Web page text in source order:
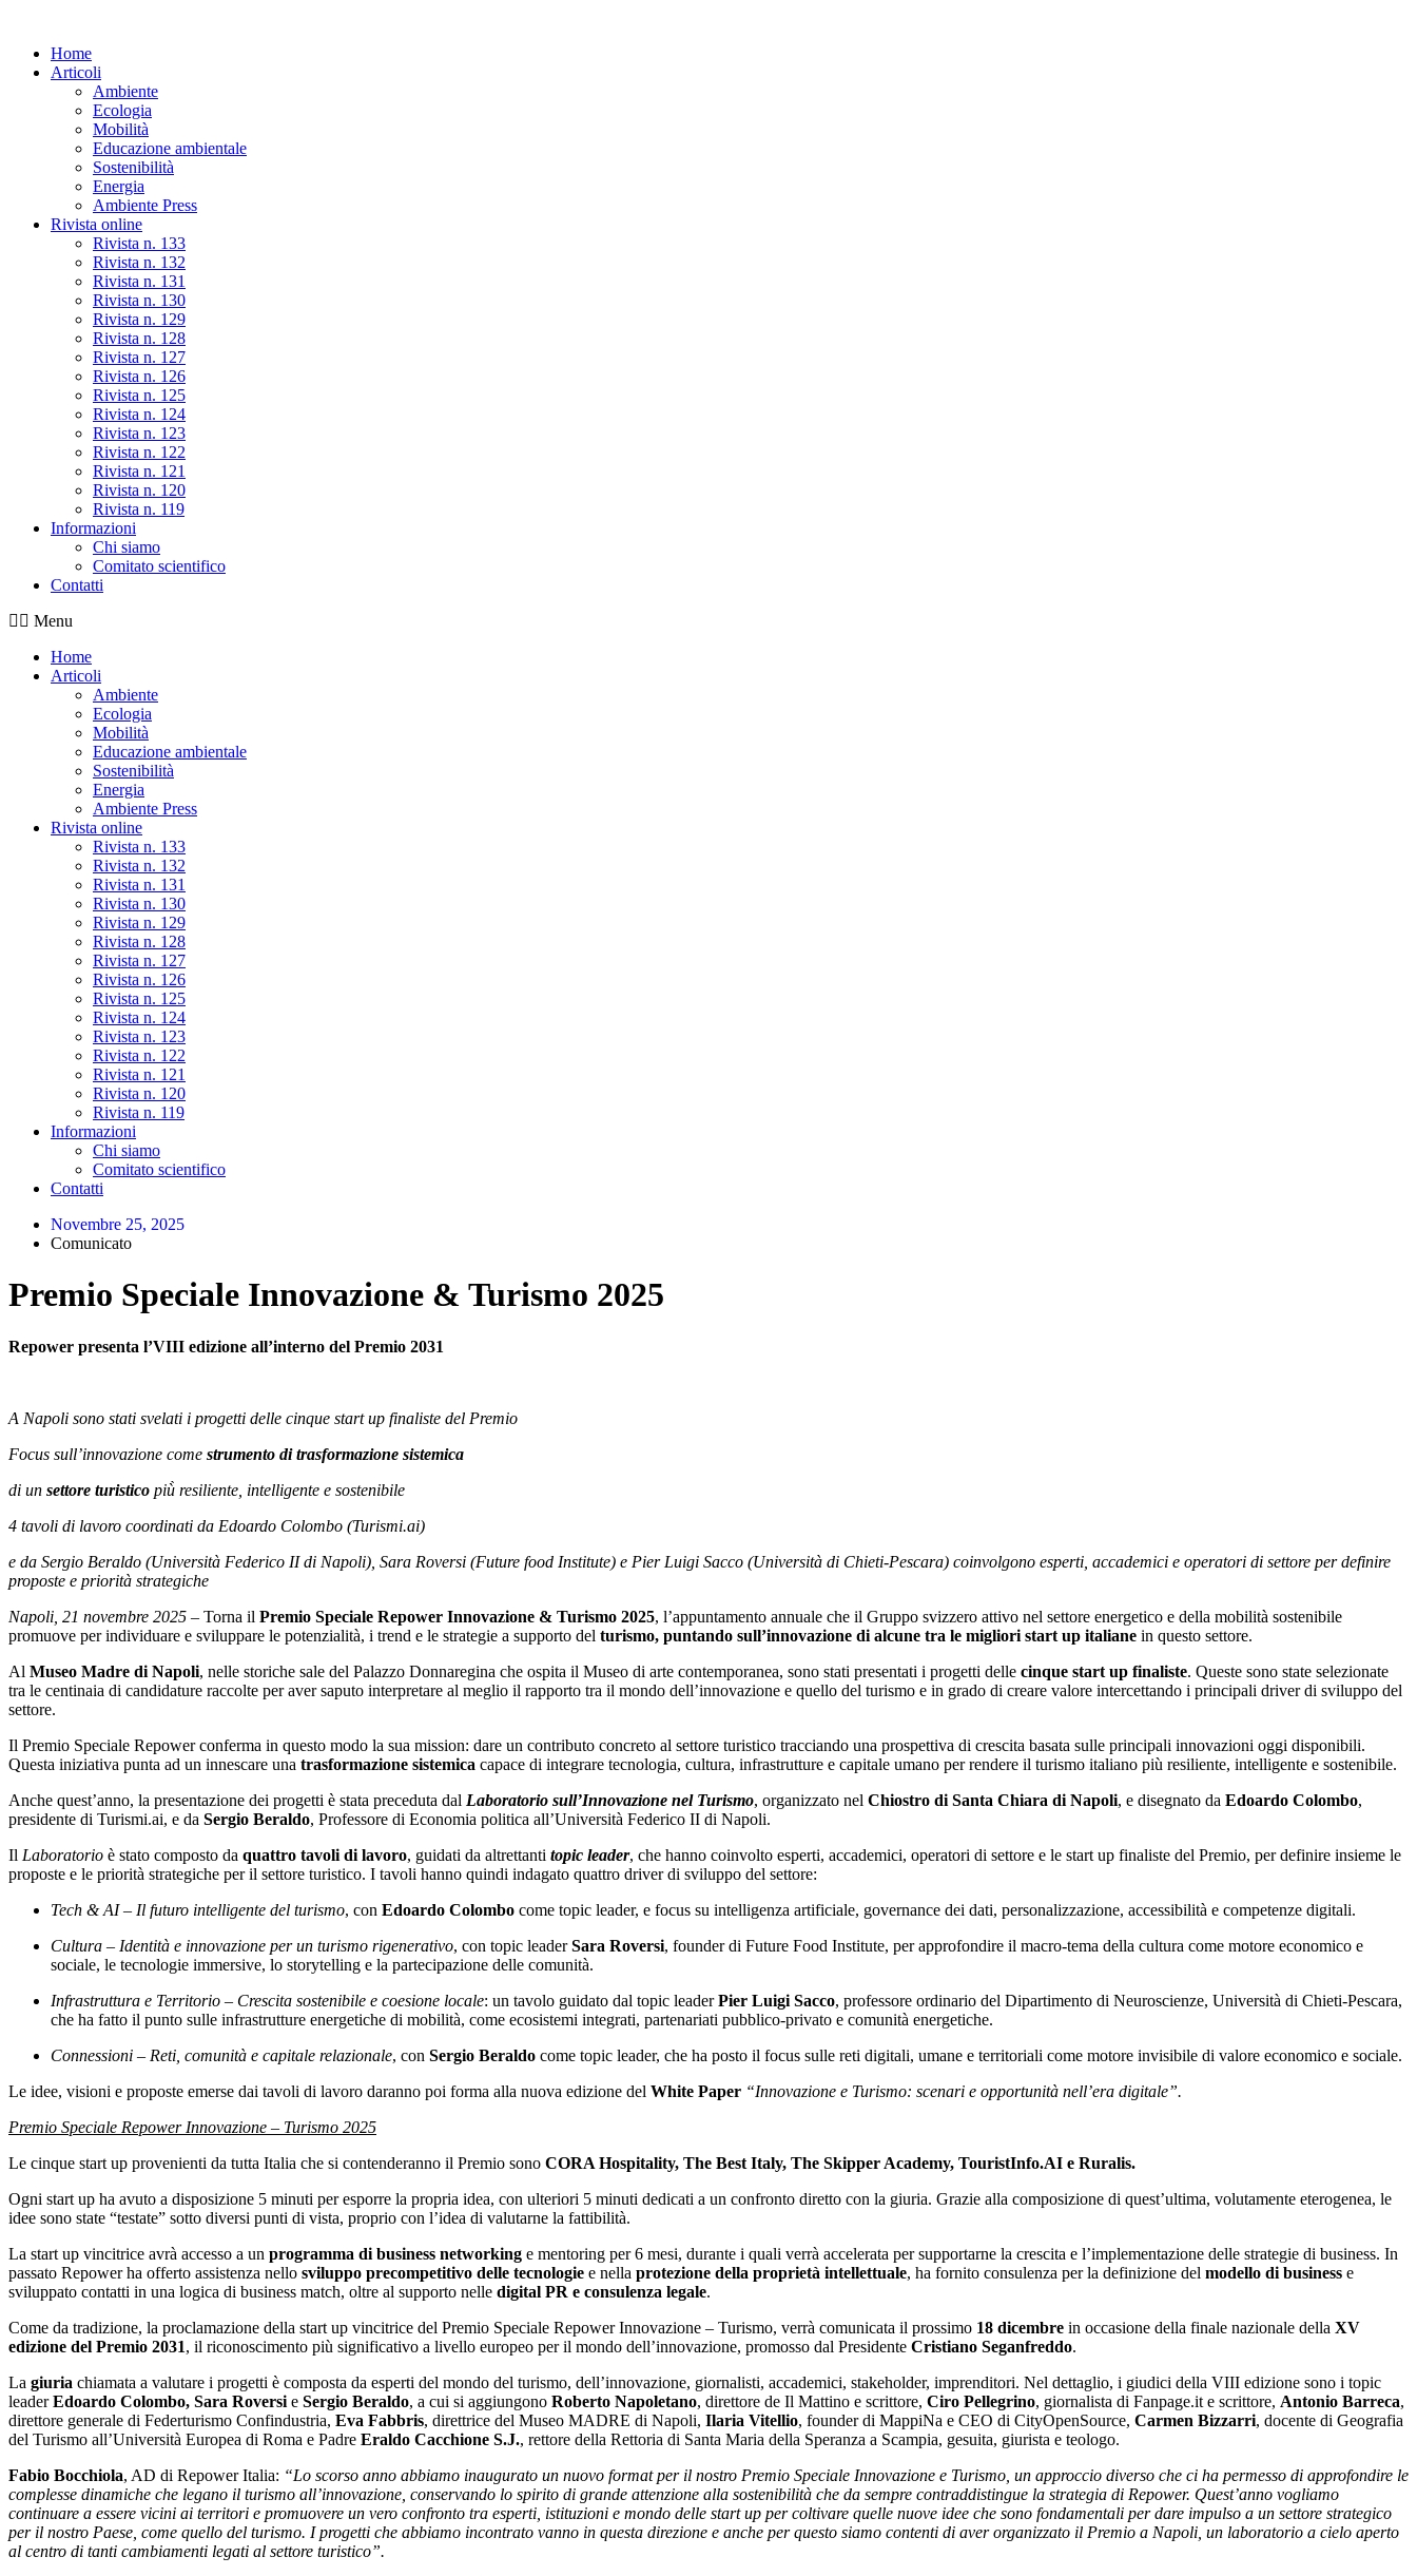
content
Home
Articoli
Ambiente
Ecologia
Mobilità
Educazione ambientale
Sostenibilità
Energia
Ambiente Press
Rivista online
Rivista n. 133
Rivista n. 132
Rivista n. 131
Rivista n. 130
Rivista n. 129
Rivista n. 128
Rivista n. 127
Rivista n. 126
Rivista n. 125
Rivista n. 124
Rivista n. 123
Rivista n. 122
Rivista n. 121
Rivista n. 120
Rivista n. 119
Informazioni
Chi siamo
Comitato scientifico
Contatti
Menu
Home
Articoli
Ambiente
Ecologia
Mobilità
Educazione ambientale
Sostenibilità
Energia
Ambiente Press
Rivista online
Rivista n. 133
Rivista n. 132
Rivista n. 131
Rivista n. 130
Rivista n. 129
Rivista n. 128
Rivista n. 127
Rivista n. 126
Rivista n. 125
Rivista n. 124
Rivista n. 123
Rivista n. 122
Rivista n. 121
Rivista n. 120
Rivista n. 119
Informazioni
Chi siamo
Comitato scientifico
Contatti
Novembre 25, 2025
Comunicato
Premio Speciale Innovazione & Turismo 2025
Repower presenta l’VIII edizione all’interno del Premio 2031
A Napoli sono stati svelati i progetti delle cinque start up finaliste del Premio
Focus sull’innovazione come strumento di trasformazione sistemica
di un settore turistico più̀ resiliente, intelligente e sostenibile
4 tavoli di lavoro coordinati da Edoardo Colombo (Turismi.ai)
e da Sergio Beraldo (Università Federico II di Napoli), Sara Roversi (Future food Institute) e Pier Luigi Sacco (Università di Chieti-Pescara) coinvolgono esperti, accademici e operatori di settore per definire
proposte e priorità strategiche
Napoli, 21 novembre 2025 – Torna il Premio Speciale Repower Innovazione & Turismo 2025, l’appuntamento annuale che il Gruppo svizzero attivo nel settore energetico e della mobilità sostenibile
promuove per individuare e sviluppare le potenzialità, i trend e le strategie a supporto del turismo, puntando sull’innovazione di alcune tra le migliori start up italiane in questo settore.
Al Museo Madre di Napoli, nelle storiche sale del Palazzo Donnaregina che ospita il Museo di arte contemporanea, sono stati presentati i progetti delle cinque start up finaliste. Queste sono state selezionate
tra le centinaia di candidature raccolte per aver saputo interpretare al meglio il rapporto tra il mondo dell’innovazione e quello del turismo e in grado di creare valore intercettando i principali driver di sviluppo del
settore.
Il Premio Speciale Repower conferma in questo modo la sua mission: dare un contributo concreto al settore turistico tracciando una prospettiva di crescita basata sulle principali innovazioni oggi disponibili.
Questa iniziativa punta ad un innescare una trasformazione sistemica capace di integrare tecnologia, cultura, infrastrutture e capitale umano per rendere il turismo italiano più resiliente, intelligente e sostenibile.
Anche quest’anno, la presentazione dei progetti è stata preceduta dal Laboratorio sull’Innovazione nel Turismo, organizzato nel Chiostro di Santa Chiara di Napoli, e disegnato da Edoardo Colombo,
presidente di Turismi.ai, e da Sergio Beraldo, Professore di Economia politica all’Università Federico II di Napoli.
Il Laboratorio è stato composto da quattro tavoli di lavoro, guidati da altrettanti topic leader, che hanno coinvolto esperti, accademici, operatori di settore e le start up finaliste del Premio, per definire insieme le
proposte e le priorità strategiche per il settore turistico. I tavoli hanno quindi indagato quattro driver di sviluppo del settore:
Tech & AI – Il futuro intelligente del turismo, con Edoardo Colombo come topic leader, e focus su intelligenza artificiale, governance dei dati, personalizzazione, accessibilità e competenze digitali.
Cultura – Identità e innovazione per un turismo rigenerativo, con topic leaderSara Roversi, founder di Future Food Institute, per approfondire il macro-tema della cultura come motore economico e
sociale, le tecnologie immersive, lo storytelling e la partecipazione delle comunità.
Infrastruttura e Territorio – Crescita sostenibile e coesione locale: un tavolo guidato dal topic leaderPier Luigi Sacco, professore ordinario del Dipartimento di Neuroscienze, Università di Chieti-Pescara,
che ha fatto il punto sulle infrastrutture energetiche di mobilità, come ecosistemi integrati, partenariati pubblico-privato e comunità energetiche.
Connessioni – Reti, comunità e capitale relazionale, con Sergio Beraldo come topic leader, che ha posto il focus sulle reti digitali, umane e territoriali come motore invisibile di valore economico e sociale.
Le idee, visioni e proposte emerse dai tavoli di lavoro daranno poi forma alla nuova edizione del White Paper “Innovazione e Turismo: scenari e opportunità nell’era digitale”.
Premio Speciale Repower Innovazione – Turismo 2025
Le cinque start up provenienti da tutta Italia che si contenderanno il Premio sono CORA Hospitality, The Best Italy, The Skipper Academy, TouristInfo.AI e Ruralis.
Ogni start up ha avuto a disposizione 5 minuti per esporre la propria idea, con ulteriori 5 minuti dedicati a un confronto diretto con la giuria. Grazie alla composizione di quest’ultima, volutamente eterogenea, le
idee sono state “testate” sotto diversi punti di vista, proprio con l’idea di valutarne la fattibilità.
La start up vincitrice avrà accesso a un programma di business networking e mentoring per 6 mesi, durante i quali verrà accelerata per supportarne la crescita e l’implementazione delle strategie di business. In
passato Repower ha offerto assistenza nello sviluppo precompetitivo delle tecnologie e nella protezione della proprietà intellettuale, ha fornito consulenza per la definizione del modello di business e
sviluppato contatti in una logica di business match, oltre al supporto nelle digital PR e consulenza legale.
Come da tradizione, la proclamazione della start up vincitrice del Premio Speciale Repower Innovazione – Turismo, verrà comunicata il prossimo 18 dicembre in occasione della finale nazionale della XV
edizione del Premio 2031, il riconoscimento più significativo a livello europeo per il mondo dell’innovazione, promosso dal Presidente Cristiano Seganfreddo.
La giuria chiamata a valutare i progetti è composta da esperti del mondo del turismo, dell’innovazione, giornalisti, accademici, stakeholder, imprenditori. Nel dettaglio, i giudici della VIII edizione sono i topic
leaderEdoardo Colombo, Sara Roversi e Sergio Beraldo, a cui si aggiungono Roberto Napoletano, direttore de Il Mattino e scrittore, Ciro Pellegrino, giornalista di Fanpage.it e scrittore, Antonio Barreca,
direttore generale di Federturismo Confindustria, Eva Fabbris, direttrice del Museo MADRE di Napoli, Ilaria Vitellio, founder di MappiNa e CEO di CityOpenSource, Carmen Bizzarri, docente di Geografia
del Turismo all’Università Europea di Roma e Padre Eraldo Cacchione S.J., rettore della Rettoria di Santa Maria della Speranza a Scampia, gesuita, giurista e teologo.
Fabio Bocchiola, AD di Repower Italia: “Lo scorso anno abbiamo inaugurato un nuovo format per il nostro Premio Speciale Innovazione e Turismo, un approccio diverso che ci ha permesso di approfondire le
complesse dinamiche che legano il turismo all’innovazione, conservando lo spirito di grande attenzione alla sostenibilità che da sempre contraddistingue la strategia di Repower. Quest’anno vogliamo
continuare a essere vicini ai territori e promuovere un vero confronto tra esperti, istituzioni e mondo delle start up per coltivare quelle nuove idee che sono fondamentali per dare impulso a un settore strategico
per il nostro Paese, come quello del turismo. I progetti che abbiamo incontrato vanno in questa direzione e anche per questo siamo contenti di aver organizzato il Premio a Napoli, un laboratorio a cielo aperto
al centro di tanti cambiamenti legati al settore turistico”.